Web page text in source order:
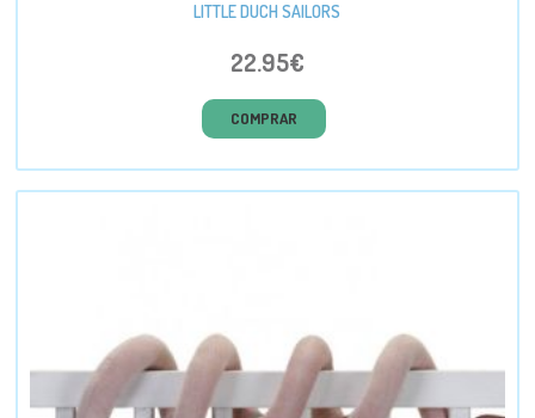
LITTLE DUCH SAILORS
22.95€
COMPRAR